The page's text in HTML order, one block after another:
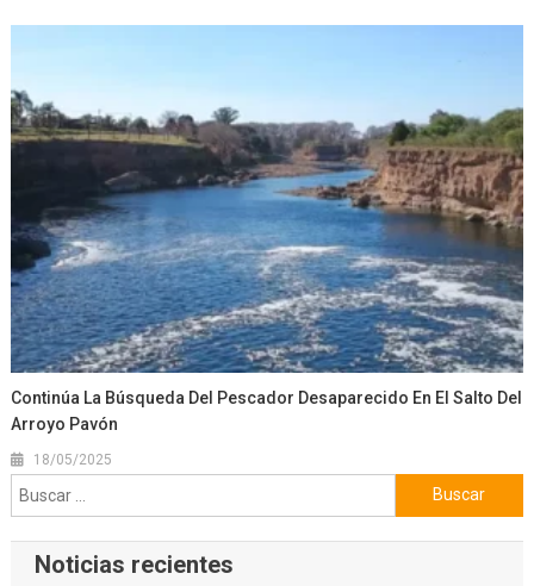
Continúa La Búsqueda Del Pescador Desaparecido En El Salto Del
Arroyo Pavón
18/05/2025
Buscar:
Noticias recientes